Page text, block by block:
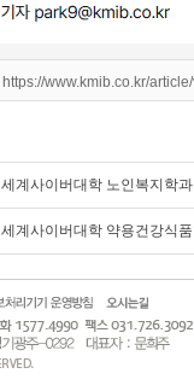
https://www.kmib.co.kr/
세계사이버대학 노인복지학
세계사이버대학 약용건강식